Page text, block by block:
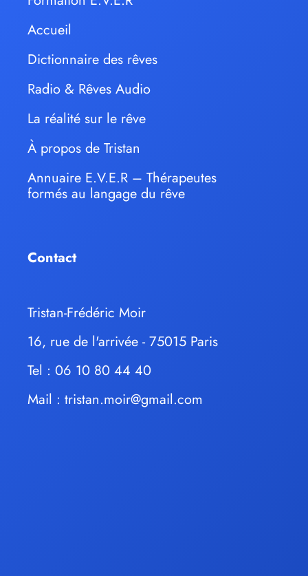
Accueil
Dictionnaire des rêves
Radio & Rêves Audio
La réalité sur le rêve
À propos de Tristan
Annuaire E.V.E.R – Thérapeutes
formés au langage du rêve
Contact
Tristan-Frédéric Moir
16, rue de l'arrivée - 75015 Paris
Tel : 06 10 80 44 40
Mail : tristan.moir@gmail.com